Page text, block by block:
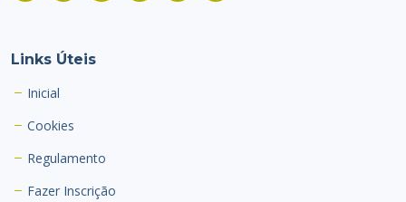
Links Úteis
Inicial
Cookies
Regulamento
Fazer Inscrição